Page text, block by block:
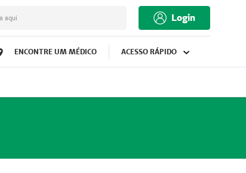
aqui Login
ENCONTRE UM MÉDICO ACESSO RÁPIDO